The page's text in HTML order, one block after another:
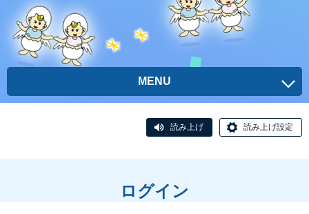
MENU
読み上げ 読み上げ設定
ログイン